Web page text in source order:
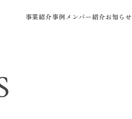
事業紹介事例 メンバー紹介お知らせ